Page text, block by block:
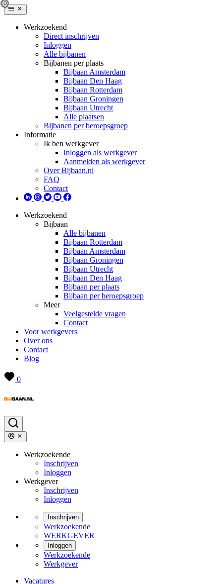
Werkzoekend
Direct inschrijven
Inloggen
Alle bijbanen
Bijbanen per plaats
Bijbaan Amsterdam
Bijbaan Den Haag
Bijbaan Rotterdam
Bijbaan Groningen
Bijbaan Utrecht
Alle plaatsen
Bijbanen per beroepsgroep
Informatie
Ik ben werkgever
Inloggen als werkgever
Aanmelden als werkgever
Over Bijbaan.nl
FAQ
Contact
Werkzoekend
Bijbaan
Alle bijbanen
Bijbaan Rotterdam
Bijbaan Amsterdam
Bijbaan Groningen
Bijbaan Utrecht
Bijbaan Den Haag
Bijbaan per plaats
Bijbaan per beroepsgroep
Meer
Veelgestelde vragen
Contact
Voor werkgevers
Over ons
Contact
Blog
0
Werkzoekende
Inschrijven
Inloggen
Werkgever
Inschrijven
Inloggen
Inschrijven
Werkzoekende
WERKGEVER
Inloggen
Werkzoekende
Werkgever
Vacatures